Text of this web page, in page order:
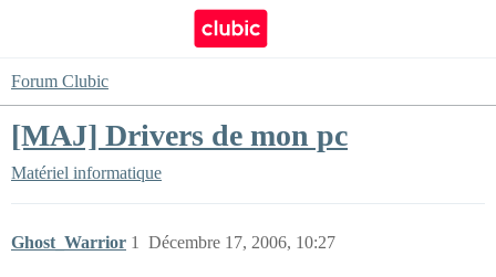
Forum Clubic
[MAJ] Drivers de mon pc
Matériel informatique
Ghost_Warrior Décembre 17, 2006, 10:27
1